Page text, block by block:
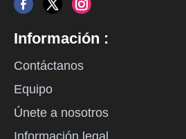
Información :
Contáctanos
Equipo
Únete a nosotros
Información legal